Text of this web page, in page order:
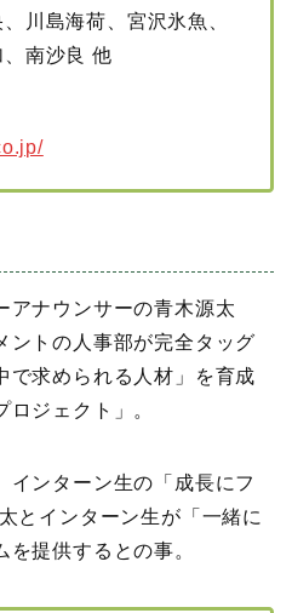
川島海荷、宮沢氷魚、
南沙良 他
アナウンサーの青木源太
ントの人事部が完全タッグ
で求められる人材」を育成
ジェクト」。
インターン生の「成長にフ
とインターン生が「一緒に
提供するとの事。